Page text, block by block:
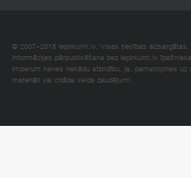
© 2007–2018 Iepirkumi.lv. Visas tiesības aizsargātas.
Informācijas pārpublicēšana bez iepirkumi.lv
Imperum nenes nekādu atbildību, ja, pamatojoties
materiāli vai citāda veida zaudējumi.